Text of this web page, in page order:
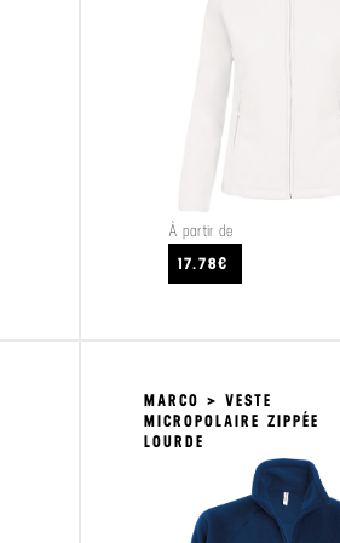
VOIR LE PRODUIT
À partir de
17.78€
MARCO > VESTE
MICROPOLAIRE ZIPPÉE
LOURDE